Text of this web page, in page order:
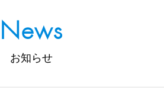
News
お知らせ